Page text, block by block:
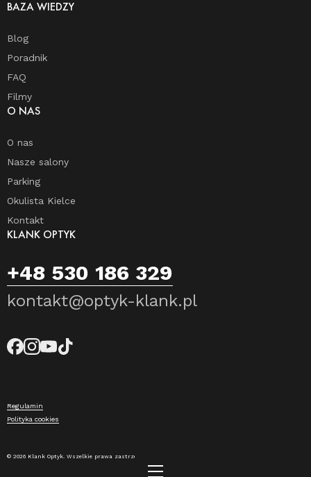
BAZA WIEDZY
Blog
Poradnik
FAQ
Filmy
O NAS
O nas
Nasze salony
Parking
Okulista Kielce
Kontakt
KLANK OPTYK
+48 530 186 329
kontakt@optyk-klank.pl
© 2026 Klank Optyk. Wszelkie prawa zastrzeżone.
Regulamin
Polityka cookies